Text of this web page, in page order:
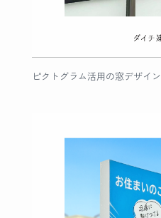
ピクトグラム活用の窓デザイン